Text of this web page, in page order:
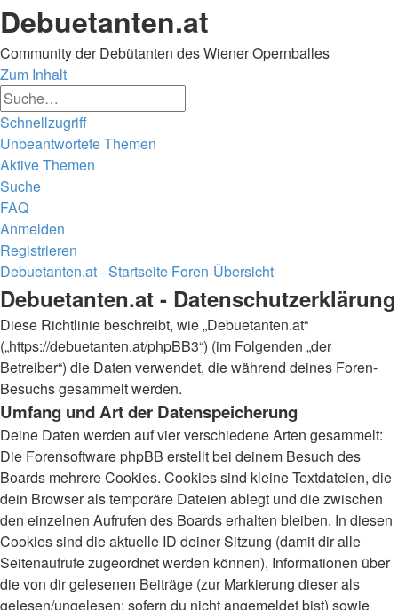
Debuetanten.at
Community der Debütanten des Wiener Opernballes
Zum Inhalt
Schnellzugriff
Unbeantwortete Themen
Aktive Themen
Suche
FAQ
Anmelden
Registrieren
Debuetanten.at - Startseite Foren-Übersicht
Suche
Debuetanten.at - Datenschutzerklärung
Diese Richtlinie beschreibt, wie „Debuetanten.at“
(„https://debuetanten.at/phpBB3“) (im Folgenden „der
Betreiber“) die Daten verwendet, die während deines Foren-
Besuchs gesammelt werden.
Umfang und Art der Datenspeicherung
Deine Daten werden auf vier verschiedene Arten gesammelt:
Die Forensoftware phpBB erstellt bei deinem Besuch des
Boards mehrere Cookies. Cookies sind kleine Textdateien, die
dein Browser als temporäre Dateien ablegt und die zwischen
den einzelnen Aufrufen des Boards erhalten bleiben. In diesen
Cookies sind die aktuelle ID deiner Sitzung (damit dir alle
Seitenaufrufe zugeordnet werden können), Informationen über
die von dir gelesenen Beiträge (zur Markierung dieser als
gelesen/ungelesen; sofern du nicht angemeldet bist) sowie